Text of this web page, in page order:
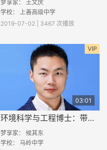
梦享家： 王文庆
学校： 上善高级中学
2019-07-02 | 3467 次播放
VIP
03:01
环境科学与工程博士：带你了解PM2.5
梦享家： 候其东
学校： 马岭中学